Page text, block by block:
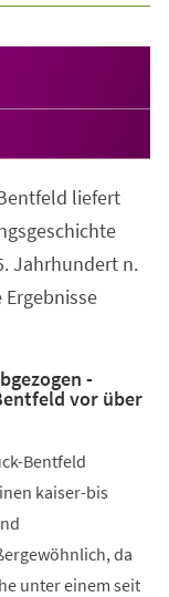
liefert
Jahrhundert n.
-
vor über
Bentfeld
kaiser-bis
da
unter einem seit